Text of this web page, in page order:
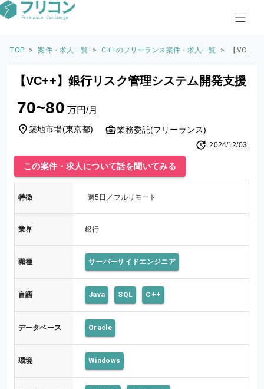
TOP > 案件・求人一覧 > C++のフリーランス案件・求人一覧 >
【VC+
ク管理
【VC++】銀行リスク管理システム開発支援
70~80 万円/月
築地市場(東京都) 業務委託(フリーランス)
2024/12/03
この案件・求人について話を聞いてみる
特徴 週5日／フルリモート
業界 銀行
職種 サーバーサイドエンジニア
言語 Java SQL C++
データベース Oracle
環境 Windows